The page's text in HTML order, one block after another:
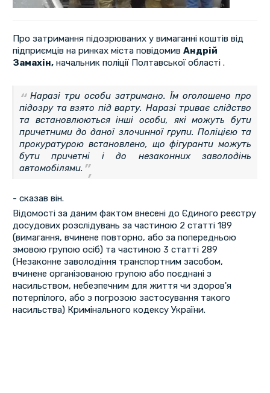
Про затримання підозрюваних у вимаганні коштів від
підприємців на ринках міста повідомив Андрій
Замахін,начальник поліції Полтавської області .
Наразі три особи затримано. Їм оголошено про
підозру та взято під варту. Наразі триває слідство
та встановлюються інші особи, які можуть бути
причетними до даної злочинної групи. Поліцією та
прокуратурою встановлено, що фігуранти можуть
бути причетні і до незаконних заволодінь
автомобілями.
- сказав він.
Відомості за даним фактом внесені до Єдиного реєстру
досудових розслідувань за частиною 2 статті 189
(вимагання, вчинене повторно, або за попередньою
змовою групою осіб) та частиною 3 статті 289
(Незаконне заволодіння транспортним засобом,
вчинене організованою групою або поєднані з
насильством, небезпечним для життя чи здоров'я
потерпілого, або з погрозою застосування такого
насильства) Кримінального кодексу України.